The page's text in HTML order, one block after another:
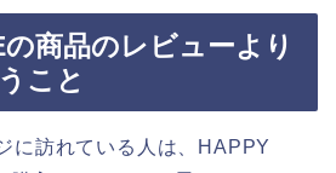
商品のレビューより
こと
に訪れている人は、HAPPY